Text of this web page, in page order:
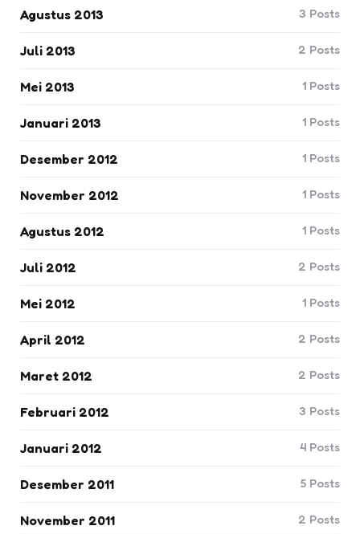
Agustus 2013 3 Posts
Juli 2013 2 Posts
Mei 2013 1 Posts
Januari 2013 1 Posts
Desember 2012 1 Posts
November 2012 1 Posts
Agustus 2012 1 Posts
Juli 2012 2 Posts
Mei 2012 1 Posts
April 2012 2 Posts
Maret 2012 2 Posts
Februari 2012 3 Posts
Januari 2012 4 Posts
Desember 2011 5 Posts
November 2011 2 Posts